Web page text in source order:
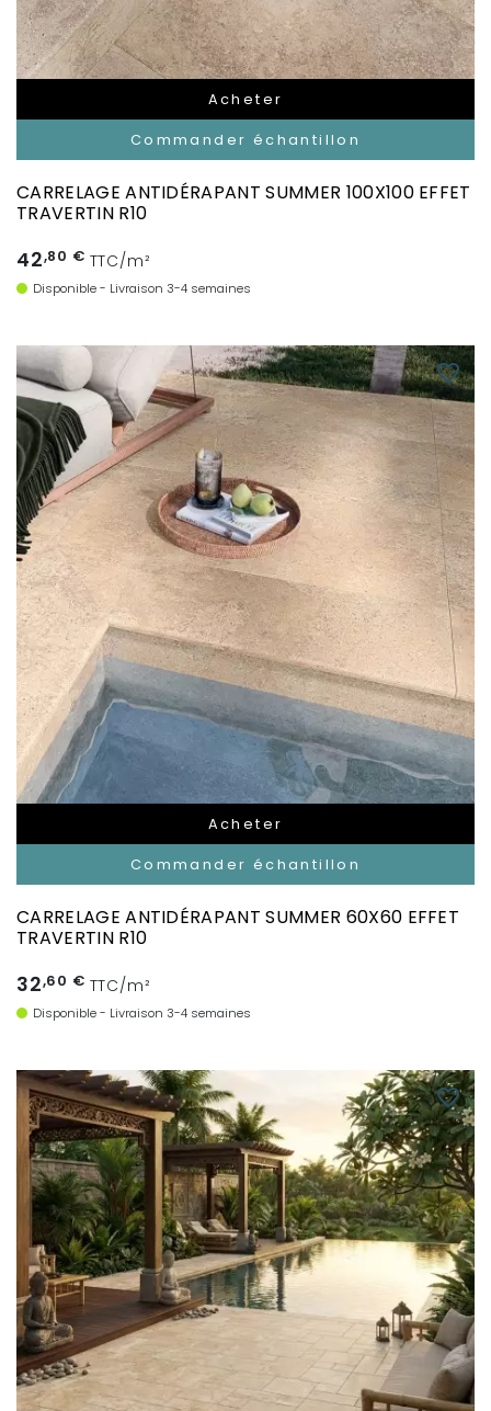
Acheter
Commander échantillon
CARRELAGE ANTIDÉRAPANT SUMMER 100X100 EFFET
TRAVERTIN R10
42,80 € TTC/m²
Disponible - Livraison 3-4 semaines
Acheter
Commander échantillon
favorite_border
CARRELAGE ANTIDÉRAPANT SUMMER 60X60 EFFET
TRAVERTIN R10
32,60 € TTC/m²
Disponible - Livraison 3-4 semaines
favorite_border